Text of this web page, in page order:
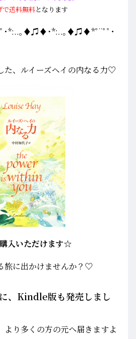
で送料無料となります
*:..｡♦♫♦･*:..｡♦♫♦*ﾟ¨ﾟﾟ･
た、ルイーズヘイの内なる力♡
いただけます☆
旅に出かけませんか？♡
、Kindle版も発売しまし
より多くの方の元へ届きますよ